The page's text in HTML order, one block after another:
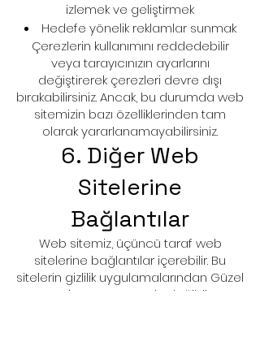
izlemek ve geliştirmek
Hedefe yönelik reklamlar sunmak
Çerezlerin kullanımını reddedebilir
veya tarayıcınızın ayarlarını
değiştirerek çerezleri devre dışı
bırakabilirsiniz. Ancak, bu durumda web
sitemizin bazı özelliklerinden tam
olarak yararlanamayabilirsiniz.
6. Diğer Web
Sitelerine
Bağlantılar
Web sitemiz, üçüncü taraf web
sitelerine bağlantılar içerebilir. Bu
sitelerin gizlilik uygulamalarından Güzel
Organizasyon sorumlu değildir. Bu